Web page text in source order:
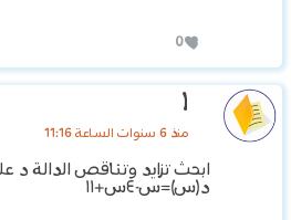
0
١
منذ 6 سنوات الساعة 11:16
ابحث تزايد وتناقص الدالة د
د(س)=س-٤س+١١